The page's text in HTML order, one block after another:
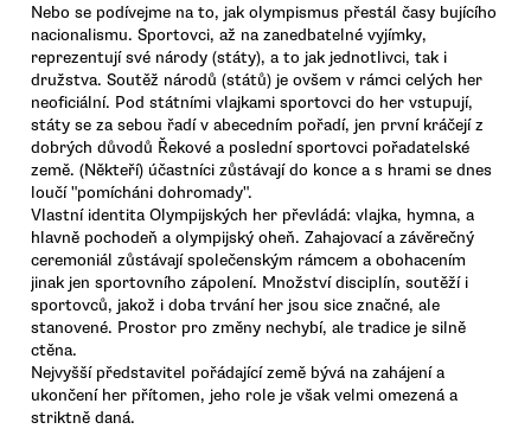
Nebo se podívejme na to, jak olympismus přestál časy bujícího
nacionalismu. Sportovci, až na zanedbatelné vyjímky,
reprezentují své národy (státy), a to jak jednotlivci, tak i
družstva. Soutěž národů (států) je ovšem v rámci celých her
neoficiální. Pod státními vlajkami sportovci do her vstupují,
státy se za sebou řadí v abecedním pořadí, jen první kráčejí z
dobrých důvodů Řekové a poslední sportovci pořadatelské
země. (Někteří) účastníci zůstávají do konce a s hrami se dnes
loučí "pomícháni dohromady".
Vlastní identita Olympijských her převládá: vlajka, hymna, a
hlavně pochodeň a olympijský oheň. Zahajovací a závěrečný
ceremoniál zůstávají společenským rámcem a obohacením
jinak jen sportovního zápolení. Množství disciplín, soutěží i
sportovců, jakož i doba trvání her jsou sice značné, ale
stanovené. Prostor pro změny nechybí, ale tradice je silně
ctěna.
Nejvyšší představitel pořádající země bývá na zahájení a
ukončení her přítomen, jeho role je však velmi omezená a
striktně daná.